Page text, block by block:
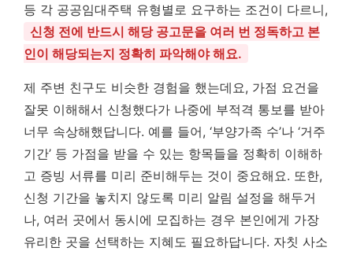
등 각 공공임대주택 유형별로 요구하는 조건이 다르니,
신청 전에 반드시 해당 공고문을 여러 번 정독하고 본
인이 해당되는지 정확히 파악해야 해요.
제 주변 친구도 비슷한 경험을 했는데요, 가점 요건을
잘못 이해해서 신청했다가 나중에 부적격 통보를 받아
너무 속상해했답니다. 예를 들어, ‘부양가족 수’나 ‘거주
기간’ 등 가점을 받을 수 있는 항목들을 정확히 이해하
고 증빙 서류를 미리 준비해두는 것이 중요해요. 또한,
신청 기간을 놓치지 않도록 미리 알림 설정을 해두거
나, 여러 곳에서 동시에 모집하는 경우 본인에게 가장
유리한 곳을 선택하는 지혜도 필요하답니다. 자칫 사소